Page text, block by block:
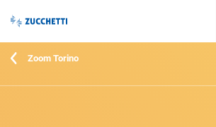
Zoom Torino